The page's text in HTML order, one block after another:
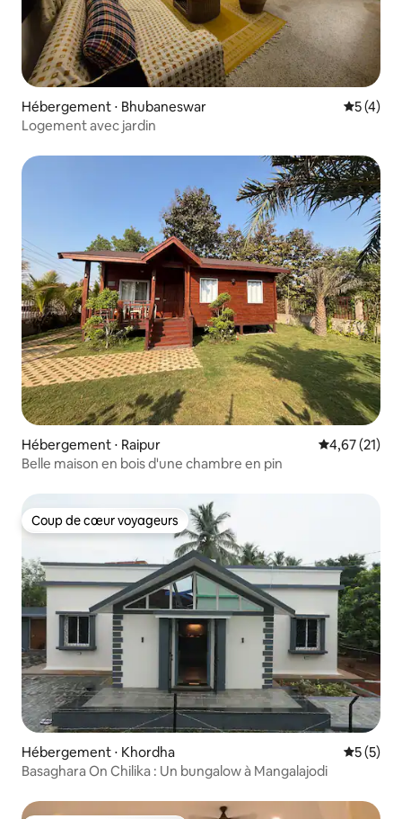
Hébergement ⋅ Bhubaneswar
5 (4)
Logement avec jardin
Hébergement ⋅ Raipur Évaluation
4,67 (21)
Belle maison en bois d'une chambre en pin
Coup de cœur voyageurs
Coup de cœur voyageurs
Hébergement ⋅ Khordha
5 (5)
Basaghara On Chilika : Un bungalow à Mangalajodi